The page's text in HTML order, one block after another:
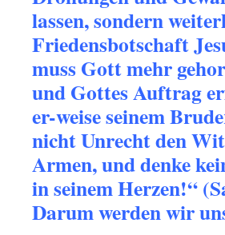
lassen, sondern
Friedensbotschaft
muss Gott mehr
und Gottes Auftrag
er-weise seinem
nicht Unrecht den
Armen, und denke
in seinem Herzen!“
Darum werden wir